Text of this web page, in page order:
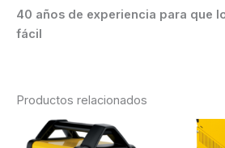
40 años de experiencia para que
fácil
Productos relacionados